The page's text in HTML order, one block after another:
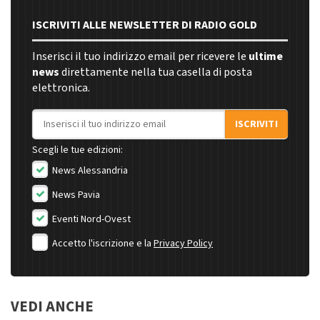
ISCRIVITI ALLE NEWSLETTER DI RADIO GOLD
Inserisci il tuo indirizzo email per ricevere le ultime
newsdirettamente nella tua casella di posta
elettronica.
Indirizzo email
ISCRIVITI
Scegli le tue edizioni:
News Alessandria
News Pavia
Eventi Nord-Ovest
Accetto l'iscrizione e la Privacy Policy
VEDI ANCHE